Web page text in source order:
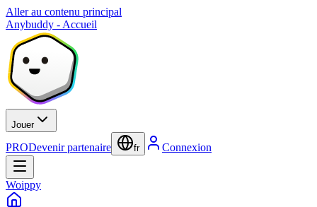
Aller au contenu principal
Anybuddy - Accueil
Jouer
PRODevenir partenaire fr Connexion
Woippy